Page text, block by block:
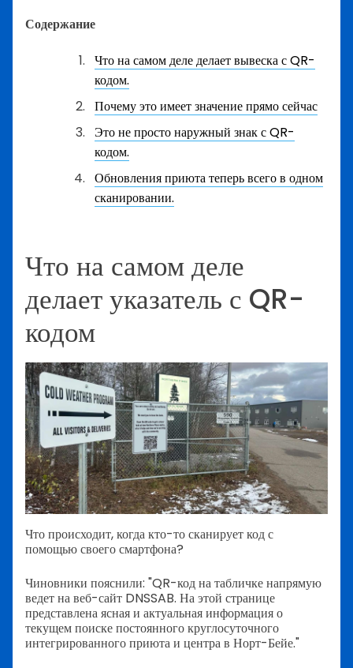
Содержание
Что на самом деле делает вывеска с QR-
кодом.
Почему это имеет значение прямо сейчас
Это не просто наружный знак с QR-
кодом.
Обновления приюта теперь всего в одном
сканировании.
Что на самом деле
делает указатель с QR-
кодом
Что происходит, когда кто-то сканирует код с
помощью своего смартфона?
Чиновники пояснили: "QR-код на табличке напрямую
ведет на веб-сайт DNSSAB. На этой странице
представлена ясная и актуальная информация о
текущем поиске постоянного круглосуточного
интегрированного приюта и центра в Норт-Бейе."